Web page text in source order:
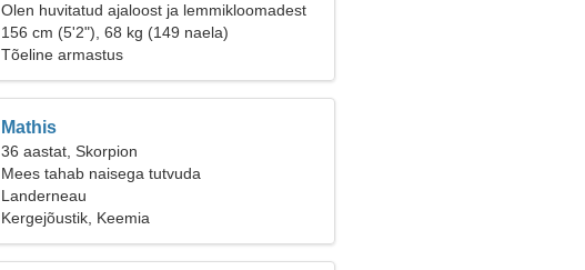
Olen huvitatud ajaloost ja lemmikloomadest
156 cm (5'2"), 68 kg (149 naela)
Tõeline armastus
Mathis
36 aastat, Skorpion
Mees tahab naisega tutvuda
Landerneau
Kergejõustik, Keemia